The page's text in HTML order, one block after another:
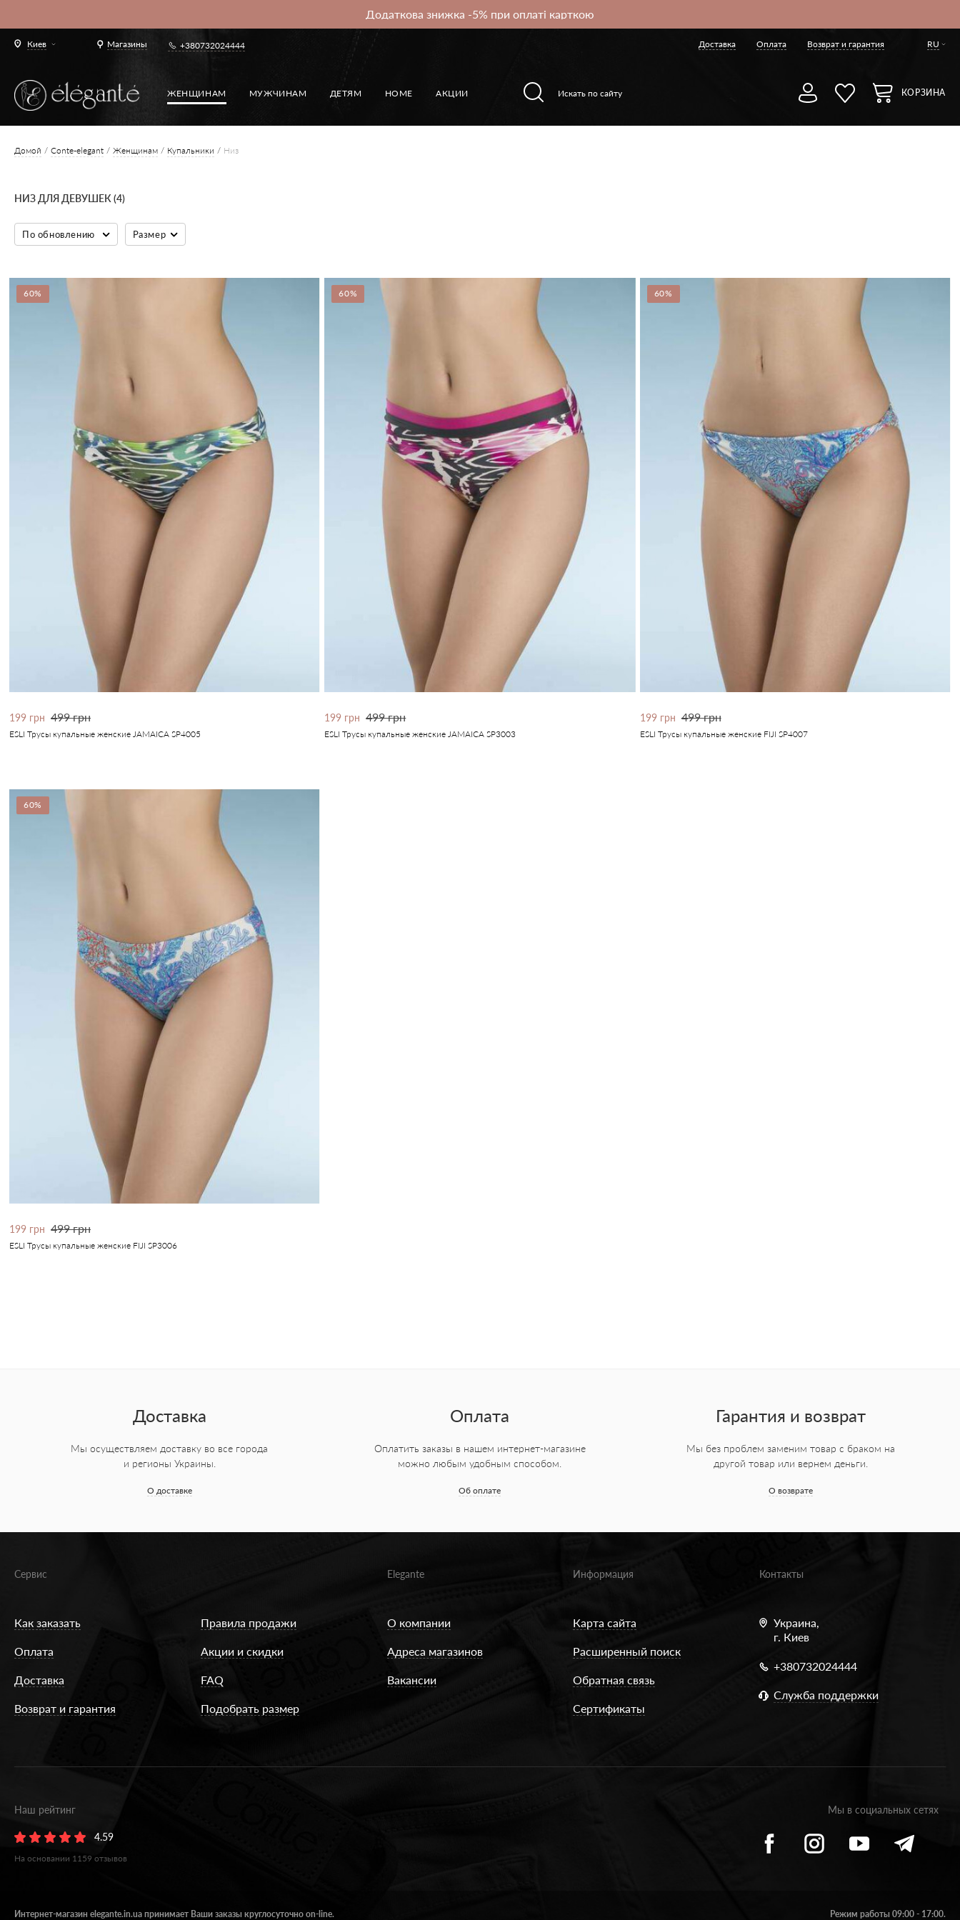
Додаткова знижка -5% при оплаті карткою
Киев Магазины +380732024444 Доставка Оплата Возврат и гарантия RU
ЖЕНЩИНАМ МУЖЧИНАМ ДЕТЯМ HOME АКЦИИ КОРЗИНА
Домой Conte-elegant Женщинам Купальники Низ
НИЗ ДЛЯ ДЕВУШЕК (4)
По обновлению Размер
60%
199 грн 499 грн
ESLI Трусы купальные женские JAMAICA SP4005
60%
199 грн 499 грн
ESLI Трусы купальные женские JAMAICA SP3003
60%
199 грн 499 грн
ESLI Трусы купальные женские FIJI SP4007
60%
199 грн 499 грн
ESLI Трусы купальные женские FIJI SP3006
Доставка
Мы осуществляем доставку во все города
и регионы Украины.
О доставке
Оплата
Оплатить заказы в нашем интернет-магазине
можно любым удобным способом.
Об оплате
Гарантия и возврат
Мы без проблем заменим товар с браком на
другой товар или вернем деньги.
О возврате
Сервис
Как заказать
Оплата
Доставка
Возврат и гарантия
Правила продажи
Акции и скидки
FAQ
Подобрать размер
Elegante
О компании
Адреса магазинов
Вакансии
Информация
Карта сайта
Расширенный поиск
Обратная связь
Сертификаты
Контакты
Украина,
г. Киев
+380732024444
Служба поддержки
Наш рейтинг
4.59
На основании 1159 отзывов
Мы в социальных сетях
Интернет-магазин elegante.in.ua принимает Ваши заказы круглосуточно on-line.
Режим работы 09:00 - 17:00.